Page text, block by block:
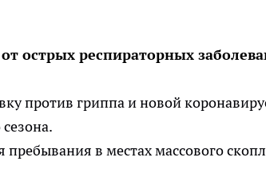
острых респираторных
против гриппа и новой
пребывания в местах массового